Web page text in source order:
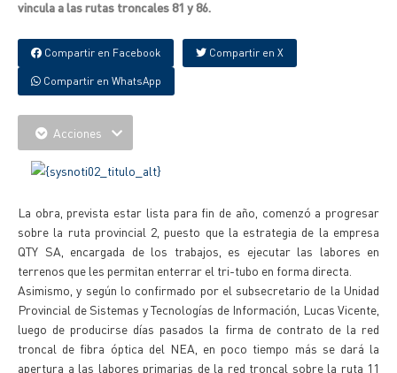
vincula a las rutas troncales 81 y 86.
Compartir en Facebook Compartir en X
Compartir en WhatsApp
Acciones
La obra, prevista estar lista para fin de año, comenzó a progresar
sobre la ruta provincial 2, puesto que la estrategia de la empresa
QTY SA, encargada de los trabajos, es ejecutar las labores en
terrenos que les permitan enterrar el tri-tubo en forma directa.
Asimismo, y según lo confirmado por el subsecretario de la Unidad
Provincial de Sistemas y Tecnologías de Información, Lucas Vicente,
luego de producirse días pasados la firma de contrato de la red
troncal de fibra óptica del NEA, en poco tiempo más se dará la
apertura a las labores primarias de la red troncal sobre la ruta 11